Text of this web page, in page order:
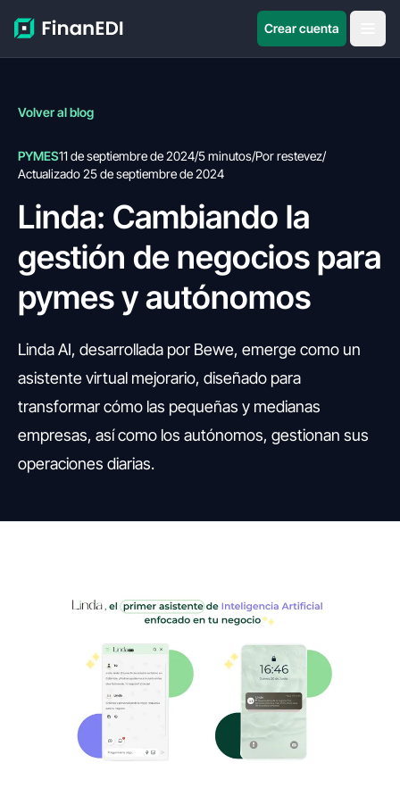
Crear cuenta
Volver al blog
PYMES11 de septiembre de 2024/5 minutos/Por restevez/
Actualizado 25 de septiembre de 2024
Linda: Cambiando la
gestión de negocios para
pymes y autónomos
Linda AI, desarrollada por Bewe, emerge como un
asistente virtual mejorario, diseñado para
transformar cómo las pequeñas y medianas
empresas, así como los autónomos, gestionan sus
operaciones diarias.